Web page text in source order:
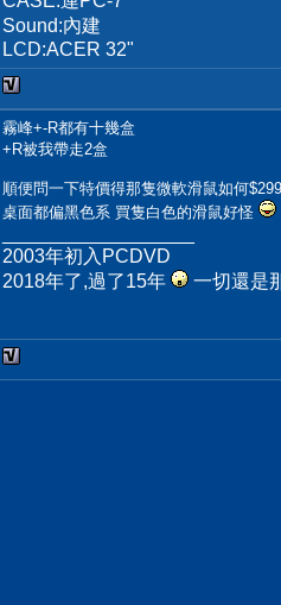
Sound:內建
LCD:ACER 32"
霧峰+-R都有十幾盒
+R被我帶走2盒
順便問一下特價得那隻微軟滑鼠如何$299
桌面都偏黑色系 買隻白色的滑鼠好怪
2003年初入PCDVD
2018年了,過了15年
一切還是